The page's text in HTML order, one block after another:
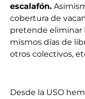
escalafón.
cobertura de
pretende eliminar
mismos días de
otros colectivos,
Desde la USO